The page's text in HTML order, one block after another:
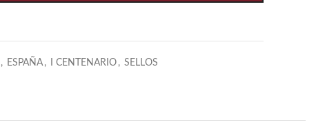
, ESPAÑA , I CENTENARIO , SELLOS